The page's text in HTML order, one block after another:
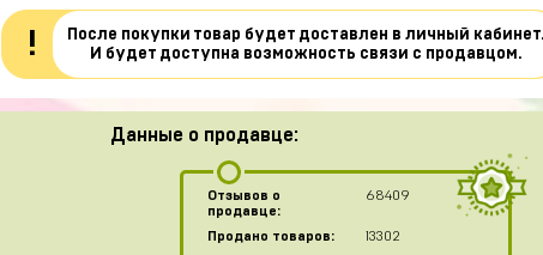
!
После покупки товар будет доставлен в личный кабинет.
И будет доступна возможность связи с продавцом.
Данные о продавце:
Отзывов о
продавце:
68409
Продано товаров:
13302